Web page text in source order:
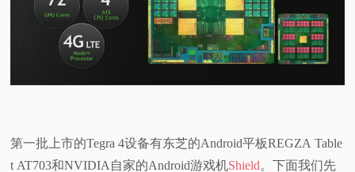
第一批上市的Tegra 4设备有东芝的Android平板REGZA Table
t AT703和NVIDIA自家的Android游戏机Shield。下面我们先